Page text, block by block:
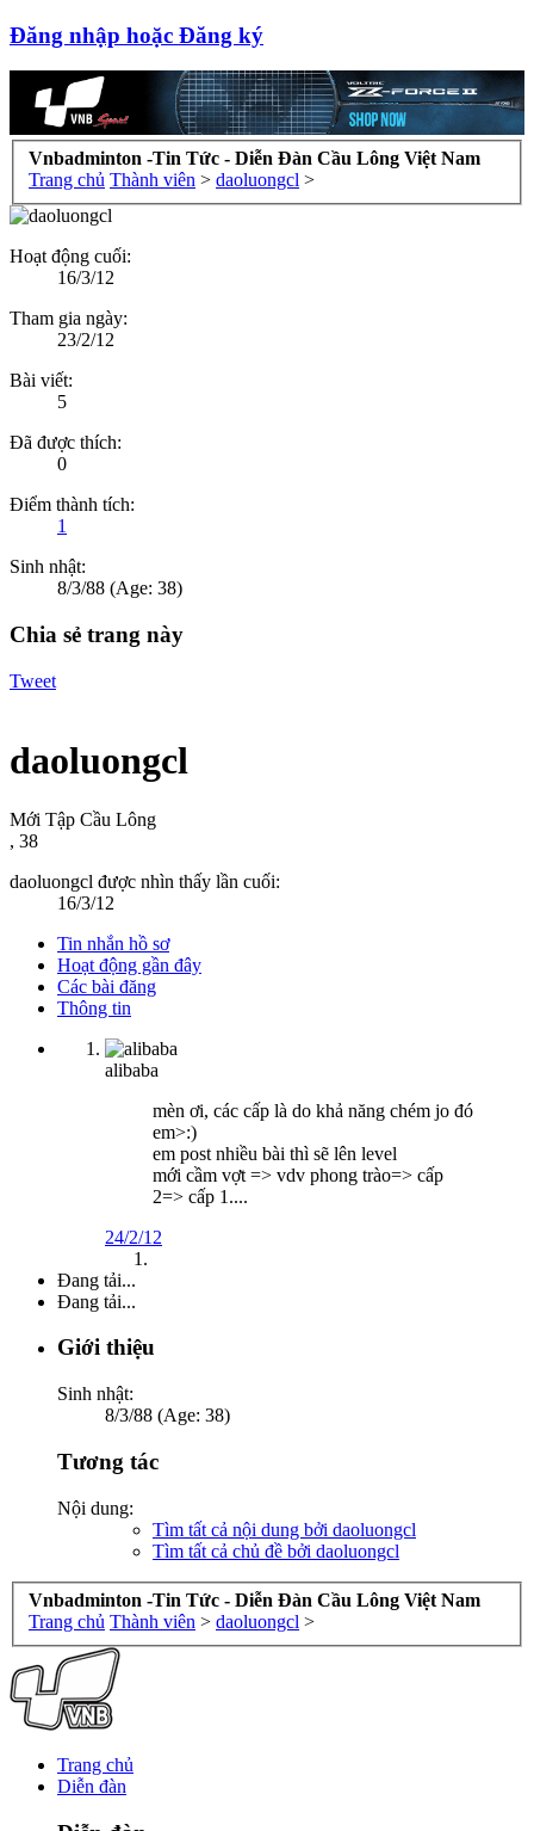
Đăng nhập hoặc Đăng ký
Vnbadminton -Tin Tức - Diễn Đàn Cầu Lông Việt Nam
Trang chủ Thành viên > daoluongcl >
Hoạt động cuối:
16/3/12
Tham gia ngày:
23/2/12
Bài viết:
5
Đã được thích:
0
Điểm thành tích:
1
Sinh nhật:
8/3/88 (Age: 38)
Chia sẻ trang này
Tweet
daoluongcl
Mới Tập Cầu Lông
, 38
daoluongcl được nhìn thấy lần cuối:
16/3/12
Tin nhắn hồ sơ
Hoạt động gần đây
Các bài đăng
Thông tin
alibaba
mèn ơi, các cấp là do khả năng chém jo đó
em>:)
em post nhiều bài thì sẽ lên level
mới cầm vợt => vdv phong trào=> cấp
2=> cấp 1....
24/2/12
Đang tải...
Đang tải...
Giới thiệu
Sinh nhật:
8/3/88 (Age: 38)
Tương tác
Nội dung:
Tìm tất cả nội dung bởi daoluongcl
Tìm tất cả chủ đề bởi daoluongcl
Vnbadminton -Tin Tức - Diễn Đàn Cầu Lông Việt Nam
Trang chủ Thành viên > daoluongcl >
Trang chủ
Diễn đàn